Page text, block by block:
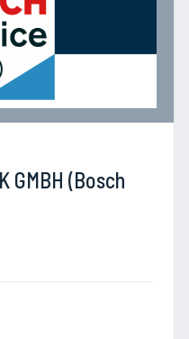
GMBH (Bosch